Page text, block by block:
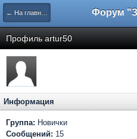
← На главную
Профиль artur50
Информация
Группа: Новички
Сообщений: 15